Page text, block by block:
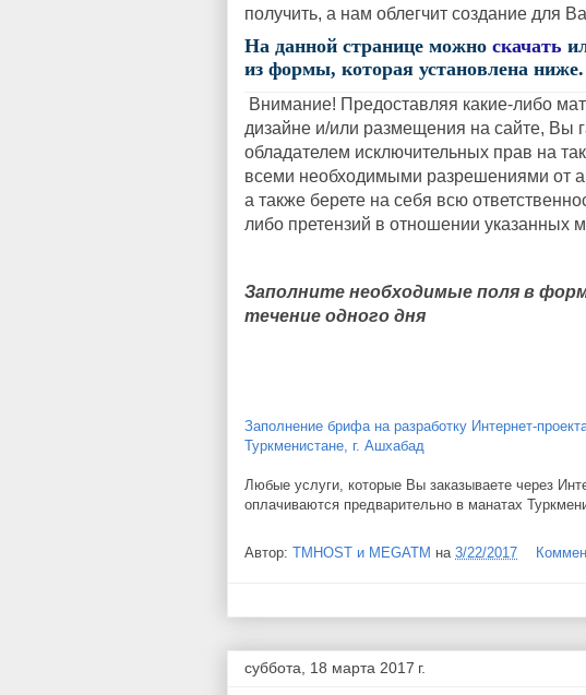
получить, а нам облегчит создание для
На данной странице можно скачать
из формы, которая установлена ниже.
Внимание! Предоставляя какие-либо
дизайне и/или размещения на сайте, Вы
обладателем исключительных прав на
всеми необходимыми разрешениями от
а также берете на себя всю
либо претензий в отношении указанных
Заполните необходимые поля в
течение одного дня
Заполнение брифа на разработку Интернет-
Туркменистане, г. Ашхабад
Любые услуги, которые Вы заказываете через
оплачиваются предварительно в манатах
Автор: TMHOST и MEGATM на 3/22/2017
суббота, 18 марта 2017 г.